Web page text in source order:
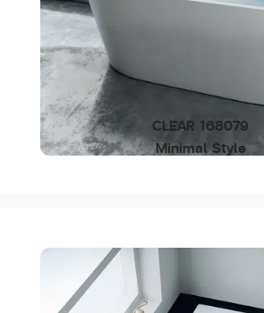
CLEAR 168079
Minimal Style